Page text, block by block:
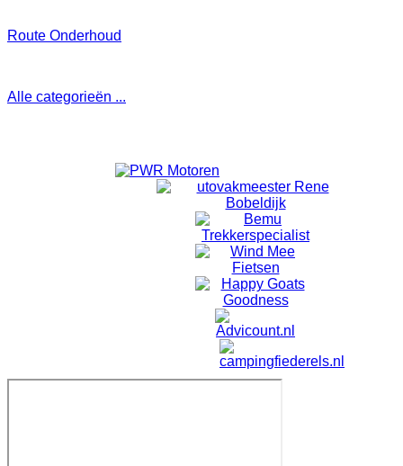
Route Onderhoud
Alle categorieën ...